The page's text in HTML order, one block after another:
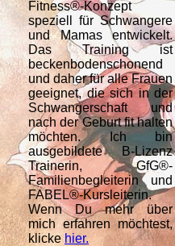
Fitness®-Konzept
speziell für Schwangere
und Mamas entwickelt.
Das Training ist
beckenbodenschonend
und daher für alle Frauen
geeignet, die sich in der
Schwangerschaft und
nach der Geburt fit halten
möchten. Ich bin
ausgebildete B-Lizenz
Trainerin, GfG®-
Familienbegleiterin und
FABEL®-Kursleiterin.
Wenn Du mehr über
mich erfahren möchtest,
klicke hier.